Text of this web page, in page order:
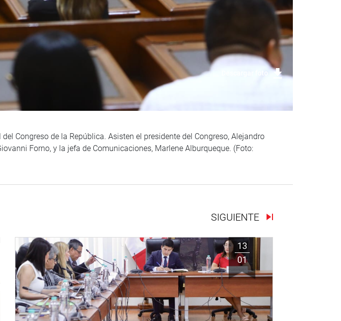
Descargar foto
Congreso de la República. Asisten el presidente del Congreso, Alejandro
Forno, y la jefa de Comunicaciones, Marlene Alburqueque. (Foto:
SIGUIENTE
13
01